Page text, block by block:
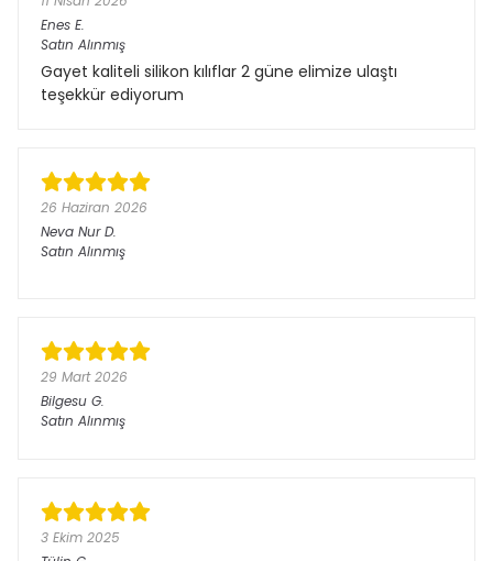
Enes E.
Satın Alınmış
Gayet kaliteli silikon kılıflar 2 güne elimize ulaştı
teşekkür ediyorum
26 Haziran 2026
Neva Nur D.
Satın Alınmış
29 Mart 2026
Bilgesu G.
Satın Alınmış
3 Ekim 2025